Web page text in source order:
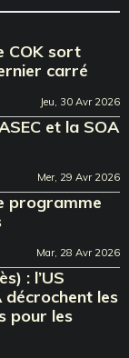
COK sort
carré
Jeu, 30 Avr 2026
et la SOA
Mer, 29 Avr 2026
programme
Mar, 28 Avr 2026
: l’US
décrochent les
pour les